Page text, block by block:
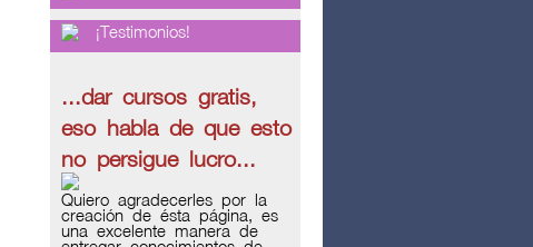
¡Testimonios!
...dar cursos gratis,
eso habla de que esto
no persigue lucro...
Quiero agradecerles por la
creación de ésta página, es
una excelente manera de